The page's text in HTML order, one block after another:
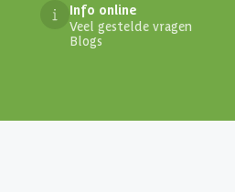
Info online
Veel gestelde vragen
Blogs